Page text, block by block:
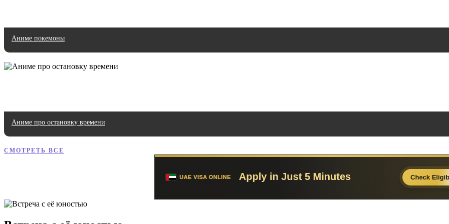
Аниме покемоны
Аниме про остановку времени
СМОТРЕТЬ ВСЕ